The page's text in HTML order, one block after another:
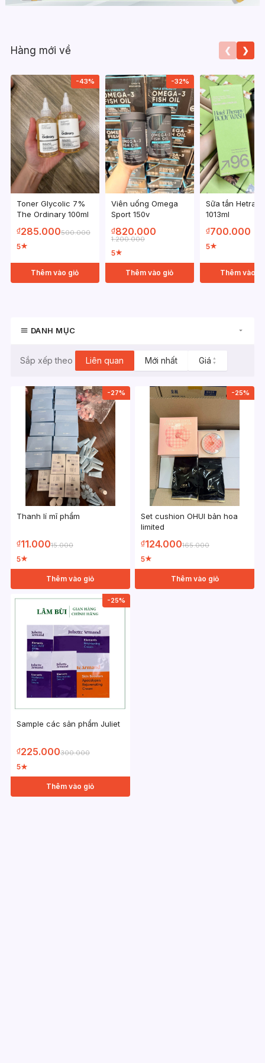
Hàng mới về ❮ ❯
-43%
Toner Glycolic 7%
The Ordinary 100ml
₫285.000500.000
5★
Thêm vào giỏ
-32%
Viên uống Omega
Sport 150v
₫820.000
1.200.000
5★
Thêm vào giỏ
Sữa tắn Hetras
1013ml
₫700.000
5★
Thêm vào
DANH MỤC
Sắp xếp theo Liên quan Mới nhất Giá ▲
▼
-27%
Thanh lí mĩ phẩm
₫11.00015.000
5★
Thêm vào giỏ
-25%
Set cushion OHUI bản hoa
limited
₫124.000165.000
5★
Thêm vào giỏ
-25%
Sample các sản phẩm Juliet
₫225.000300.000
5★
Thêm vào giỏ